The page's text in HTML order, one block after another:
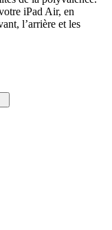
iPad Air, en
l’arrière et les